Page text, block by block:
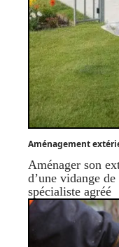
Aménagement
Aménager son
d’une vidange
spécialiste agréé